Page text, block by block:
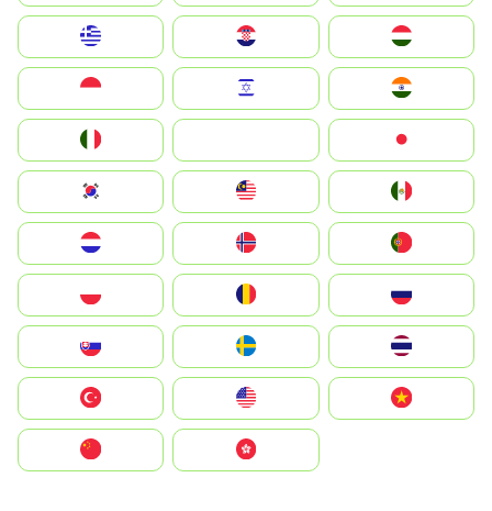
Magyarország
South Korea
United States
中國香港特別行政區